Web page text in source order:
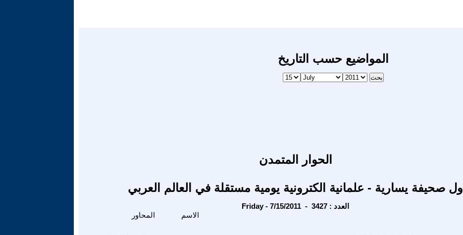
المواضيع حسب التاريخ
الحوار المتمدن
اول صحيفة يسارية - علمانية الكترونية يومية مستقلة في العالم العربي
Friday - 7/15/2011 - العدد : 3427
الاسم